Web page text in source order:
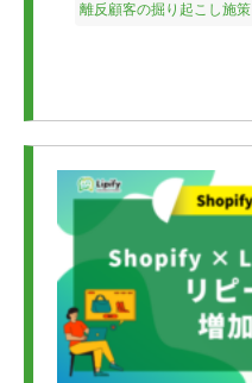
離反顧客の掘り起こし施策